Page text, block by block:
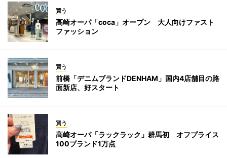
買う
高崎オーパ「coca」オープン 大人向けファスト
ファッション
買う
前橋「デニムブランドDENHAM」国内4店舗目の路
面新店、好スタート
買う
高崎オーパ「ラックラック」群馬初 オフプライス
100ブランド1万点